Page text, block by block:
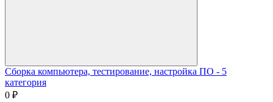
Сборка компьютера, тестирование, настройка ПО - 5
категория
0 ₽